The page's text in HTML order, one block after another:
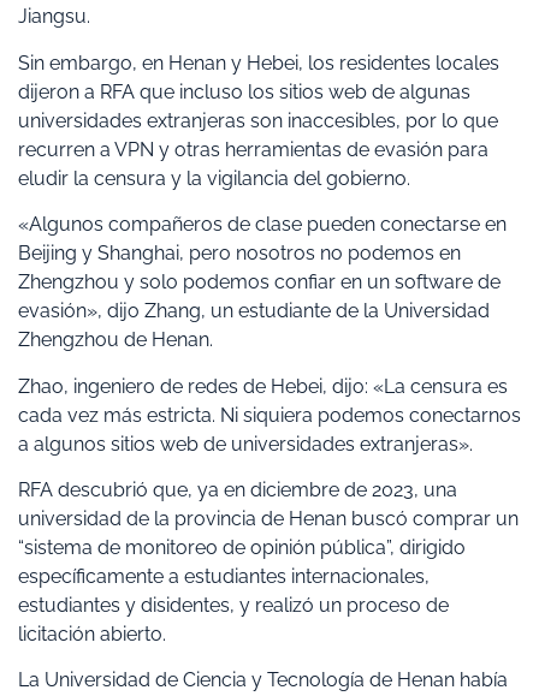
Jiangsu.
Sin embargo, en Henan y Hebei, los residentes locales
dijeron a RFA que incluso los sitios web de algunas
universidades extranjeras son inaccesibles, por lo que
recurren a VPN y otras herramientas de evasión para
eludir la censura y la vigilancia del gobierno.
«Algunos compañeros de clase pueden conectarse en
Beijing y Shanghai, pero nosotros no podemos en
Zhengzhou y solo podemos confiar en un software de
evasión», dijo Zhang, un estudiante de la Universidad
Zhengzhou de Henan.
Zhao, ingeniero de redes de Hebei, dijo: «La censura es
cada vez más estricta. Ni siquiera podemos conectarnos
a algunos sitios web de universidades extranjeras».
RFA descubrió que, ya en diciembre de 2023, una
universidad de la provincia de Henan buscó comprar un
“sistema de monitoreo de opinión pública”, dirigido
específicamente a estudiantes internacionales,
estudiantes y disidentes, y realizó un proceso de
licitación abierto.
La Universidad de Ciencia y Tecnología de Henan había